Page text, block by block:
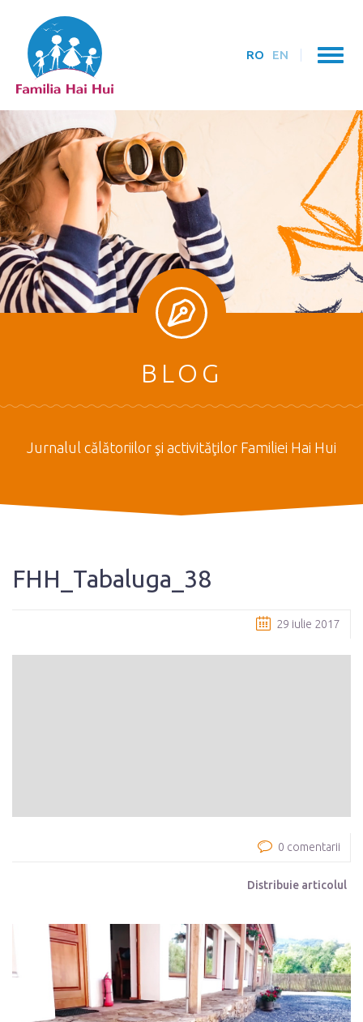
RO EN
BLOG
Jurnalul călătoriilor şi activităţilor Familiei Hai Hui
FHH_Tabaluga_38
29 iulie 2017
0 comentarii
Distribuie articolul